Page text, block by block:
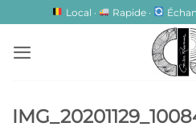
contenu
Local · Rapide ·